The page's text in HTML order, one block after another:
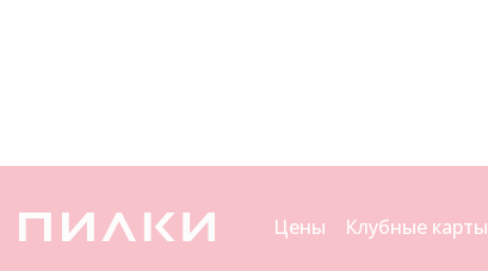
Цены Клубные карты